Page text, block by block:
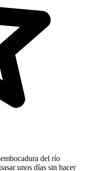
del río
unos días sin hacer